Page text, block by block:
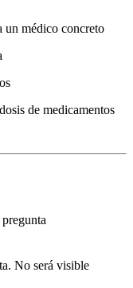
un médico concreto
de medicamentos
No será visible